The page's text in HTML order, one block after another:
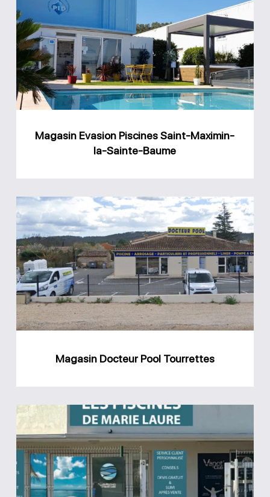
Piscines
Saint-
Maximin-
la-
Sainte-
Magasin Evasion Piscines Saint-Maximin-
la-Sainte-Baume
Magasin
Docteur
Pool
Tourrettes
Magasin Docteur Pool Tourrettes
Magasin
Les
piscines
de
Marie